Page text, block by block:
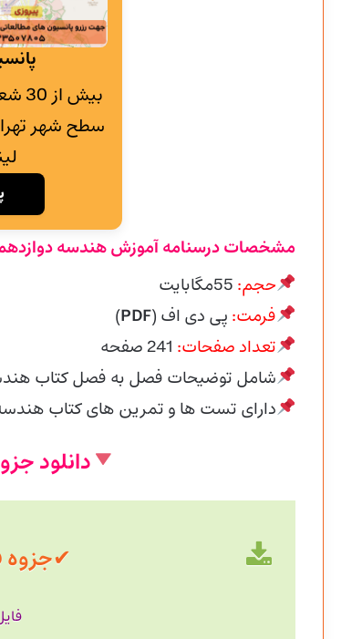
سطح شهر
مشخصات درسنامه آموزش هندسه
حجم:
فرمت: پی دی اف (PDF
)
تعداد صفحات: 241 صفحه
شامل توضیحات فصل به فصل کتاب هندسه
دارای تست ها و تمرین های کتاب
دانلود
✔جزوه